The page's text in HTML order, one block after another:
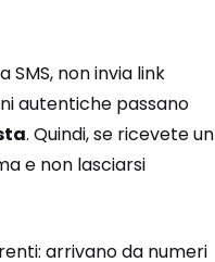
non invia link
autentiche passano
. Quindi, se ricevete un
e non lasciarsi
arrivano da numeri